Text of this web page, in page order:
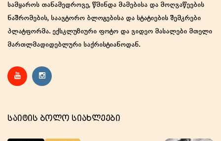
სამყაროს თანამედროვე, წმინდა მამებისა და მოღვაწეების
ნაშრომების, საავტორო ბლოგებისა და სტატიების შემკრები
პლატფორმა. ექსკლუზიური ფოტო და ვიდეო მასალები მთელი
მართლმადიდებლური საქრისტიანოდან.
Საიტის Ბოლო Სიახლეები